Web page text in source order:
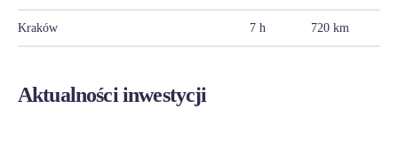
Kraków 7 h 720 km
Aktualności inwestycji